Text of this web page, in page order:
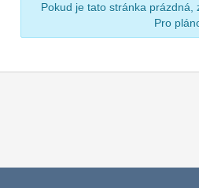
Pokud je tato stránka prázdná,
Pro